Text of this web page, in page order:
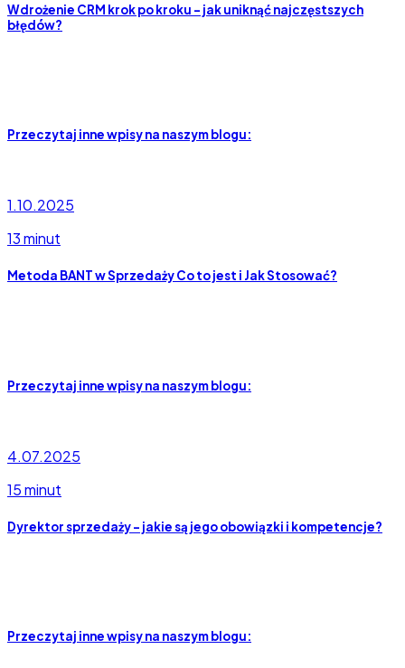
Wdrożenie CRM krok po kroku – jak uniknąć najczęstszych
błędów?
Przeczytaj inne wpisy na naszym blogu:
1.10.2025
13 minut
Metoda BANT w Sprzedaży Co to jest i Jak Stosować?
Przeczytaj inne wpisy na naszym blogu:
4.07.2025
15 minut
Dyrektor sprzedaży – jakie są jego obowiązki i kompetencje?
Przeczytaj inne wpisy na naszym blogu: